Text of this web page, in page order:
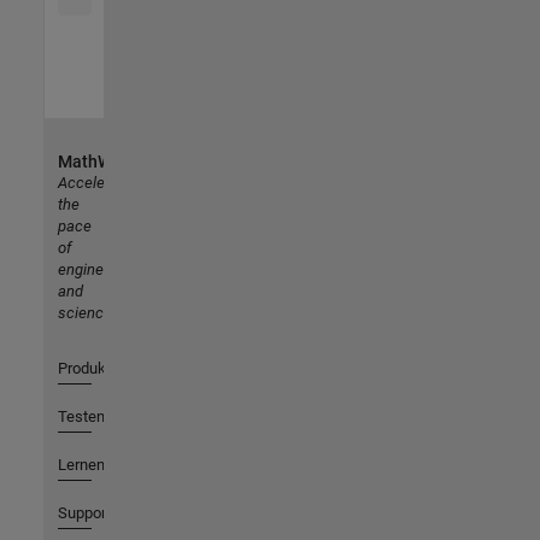
MathWorks
Accelerating
the
pace
of
engineering
and
science
Produkte
Testen oder Kaufen
Lernen
Support